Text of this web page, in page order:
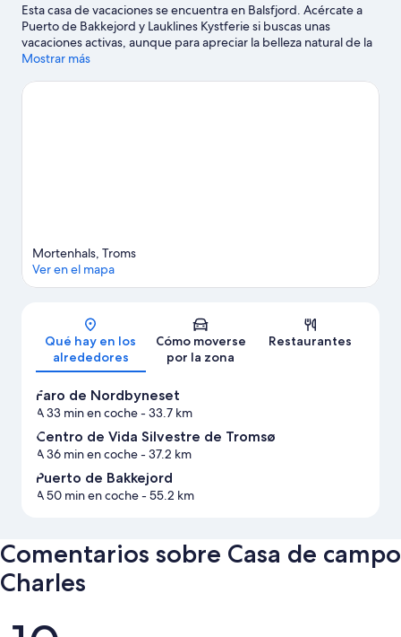
Esta casa de vacaciones se encuentra en Balsfjord. Acércate a
Puerto de Bakkejord y Lauklines Kystferie si buscas unas
vacaciones activas, aunque para apreciar la belleza natural de la
región lo mejor es visitar Sandsvatnet o Fiordos de Tromso.
de Tromso también merecen la pena.
Mostrar más
Mapa
Mortenhals, Troms
Ver en el mapa
Qué hay en los
alrededores
Cómo moverse
por la zona
Restaurantes
Faro de Nordbyneset
A 33 min en coche- 33.7 km
Centro de Vida Silvestre de Tromsø
A 36 min en coche- 37.2 km
Puerto de Bakkejord
A 50 min en coche- 55.2 km
Comentarios sobre Casa de campo
Charles
Comentarios